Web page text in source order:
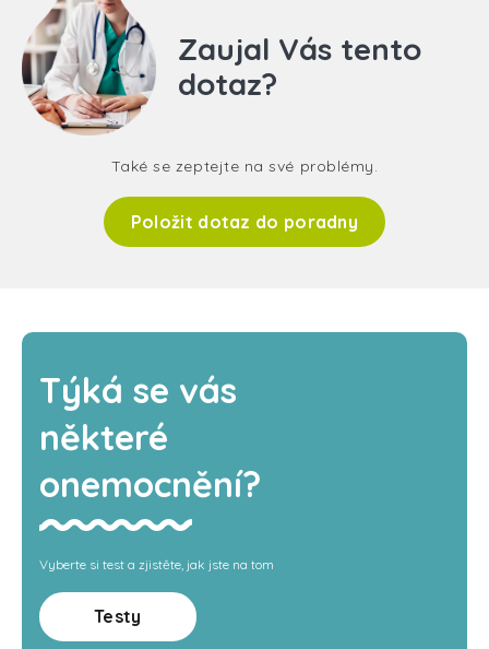
Zaujal Vás tento
dotaz?
Také se zeptejte na své problémy.
Položit dotaz do poradny
Týká se vás
některé
onemocnění?
Vyberte si test a zjistěte, jak jste na tom
Testy